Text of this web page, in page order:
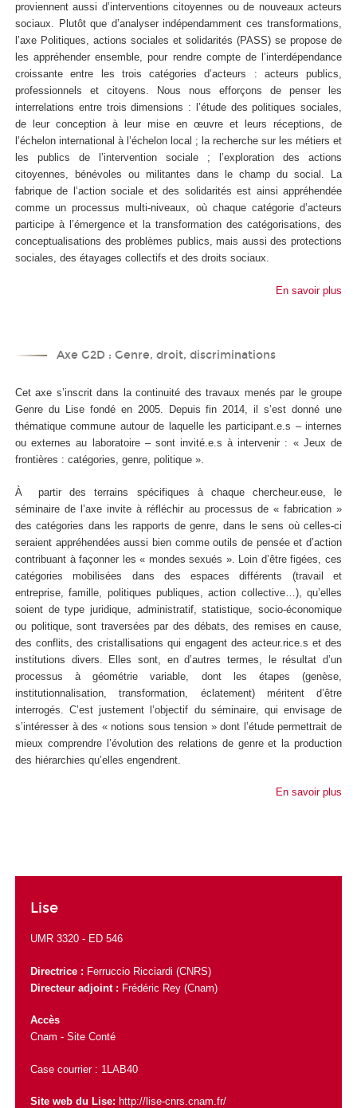
proviennent aussi d’interventions citoyennes ou de nouveaux acteurs
sociaux. Plutôt que d’analyser indépendamment ces transformations,
l’axe Politiques, actions sociales et solidarités (PASS) se propose de
les appréhender ensemble, pour rendre compte de l’interdépendance
croissante entre les trois catégories d’acteurs : acteurs publics,
professionnels et citoyens. Nous nous efforçons de penser les
interrelations entre trois dimensions : l’étude des politiques sociales,
de leur conception à leur mise en œuvre et leurs réceptions, de
l’échelon international à l’échelon local ; la recherche sur les métiers et
les publics de l’intervention sociale ; l’exploration des actions
citoyennes, bénévoles ou militantes dans le champ du social. La
fabrique de l’action sociale et des solidarités est ainsi appréhendée
comme un processus multi-niveaux, où chaque catégorie d’acteurs
participe à l’émergence et la transformation des catégorisations, des
conceptualisations des problèmes publics, mais aussi des protections
sociales, des étayages collectifs et des droits sociaux.
En savoir plus
Axe G2D : Genre, droit, discriminations
Cet axe s’inscrit dans la continuité des travaux menés par le groupe
Genre du Lise fondé en 2005. Depuis fin 2014, il s’est donné une
thématique commune autour de laquelle les participant.e.s – internes
ou externes au laboratoire – sont invité.e.s à intervenir : « Jeux de
frontières : catégories, genre, politique ».
À partir des terrains spécifiques à chaque chercheur.euse, le
séminaire de l’axe invite à réfléchir au processus de « fabrication »
des catégories dans les rapports de genre, dans le sens où celles-ci
seraient appréhendées aussi bien comme outils de pensée et d’action
contribuant à façonner les « mondes sexués ». Loin d’être figées, ces
catégories mobilisées dans des espaces différents (travail et
entreprise, famille, politiques publiques, action collective…), qu’elles
soient de type juridique, administratif, statistique, socio-économique
ou politique, sont traversées par des débats, des remises en cause,
des conflits, des cristallisations qui engagent des acteur.rice.s et des
institutions divers. Elles sont, en d’autres termes, le résultat d’un
processus à géométrie variable, dont les étapes (genèse,
institutionnalisation, transformation, éclatement) méritent d’être
interrogés. C’est justement l’objectif du séminaire, qui envisage de
s’intéresser à des « notions sous tension » dont l’étude permettrait de
mieux comprendre l’évolution des relations de genre et la production
des hiérarchies qu’elles engendrent.
En savoir plus
Lise
UMR 3320 - ED 546
Directrice : Ferruccio Ricciardi (CNRS)
Directeur adjoint : Frédéric Rey (Cnam)
Accès
Cnam - Site Conté
Case courrier : 1LAB40
Site web du Lise: http://lise-cnrs.cnam.fr/